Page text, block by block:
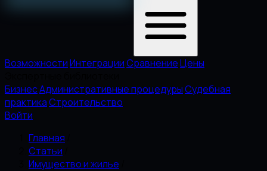
ВозможностиИнтеграцииСравнениеЦены
БизнесАдминистративные процедурыСудебная
практикаСтроительство
Войти
Главная
Статьи
Имущество и жилье